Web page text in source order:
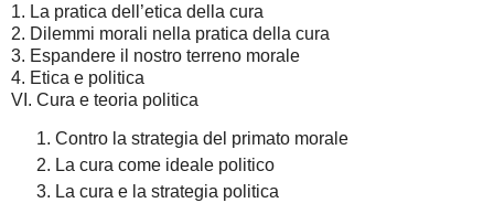
1. La pratica dell’etica della cura
2. Dilemmi morali nella pratica della cura
3. Espandere il nostro terreno morale
4. Etica e politica
VI. Cura e teoria politica
Contro la strategia del primato morale
La cura come ideale politico
La cura e la strategia politica